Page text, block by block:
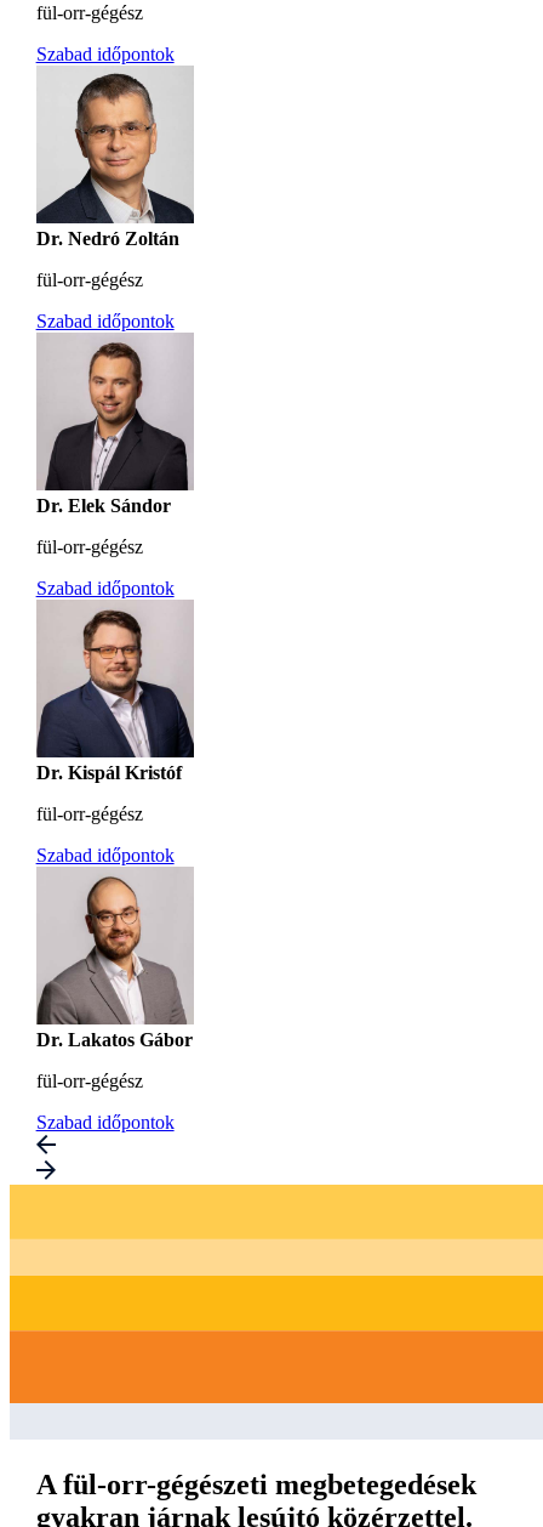
fül-orr-gégész
Szabad időpontok
Dr. Nedró Zoltán
fül-orr-gégész
Szabad időpontok
Dr. Elek Sándor
fül-orr-gégész
Szabad időpontok
Dr. Kispál Kristóf
fül-orr-gégész
Szabad időpontok
Dr. Lakatos Gábor
fül-orr-gégész
Szabad időpontok
A fül-orr-gégészeti megbetegedések
gyakran járnak lesújtó közérzettel.